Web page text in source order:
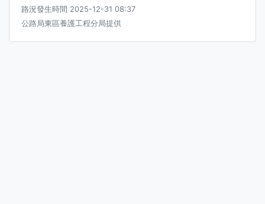
路況發生時間 2025-12-31 08:37
公路局東區養護工程分局提供